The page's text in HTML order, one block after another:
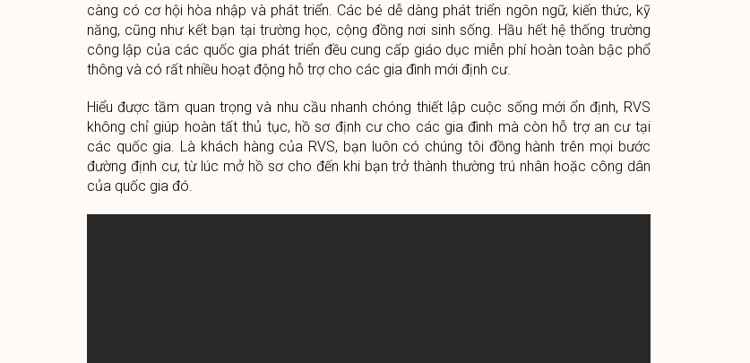
càng có cơ hội hòa nhập và phát triển. Các bé dễ dàng phát triển ngôn ngữ, kiến thức, kỹ
năng, cũng như kết bạn tại trường học, cộng đồng nơi sinh sống. Hầu hết hệ thống trường
công lập của các quốc gia phát triển đều cung cấp giáo dục miễn phí hoàn toàn bậc phổ
thông và có rất nhiều hoạt động hỗ trợ cho các gia đình mới định cư.
Hiểu được tầm quan trọng và nhu cầu nhanh chóng thiết lập cuộc sống mới ổn định, RVS
không chỉ giúp hoàn tất thủ tục, hồ sơ định cư cho các gia đình mà còn hỗ trợ an cư tại
các quốc gia. Là khách hàng của RVS, bạn luôn có chúng tôi đồng hành trên mọi bước
đường định cư, từ lúc mở hồ sơ cho đến khi bạn trở thành thường trú nhân hoặc công dân
của quốc gia đó.